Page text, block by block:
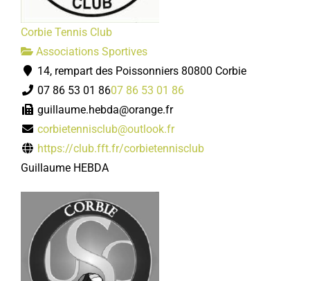
Corbie Tennis Club
Associations Sportives
14, rempart des Poissonniers 80800 Corbie
07 86 53 01 8607 86 53 01 86
guillaume.hebda@orange.fr
corbietennisclub@outlook.fr
https://club.fft.fr/corbietennisclub
Guillaume HEBDA